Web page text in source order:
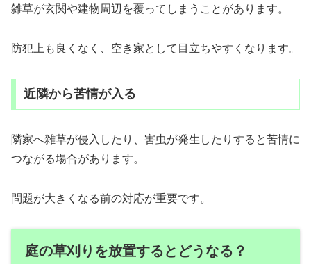
雑草が玄関や建物周辺を覆ってしまうことがあります。
防犯上も良くなく、空き家として目立ちやすくなります。
近隣から苦情が入る
隣家へ雑草が侵入したり、害虫が発生したりすると苦情に
つながる場合があります。
問題が大きくなる前の対応が重要です。
庭の草刈りを放置するとどうなる？